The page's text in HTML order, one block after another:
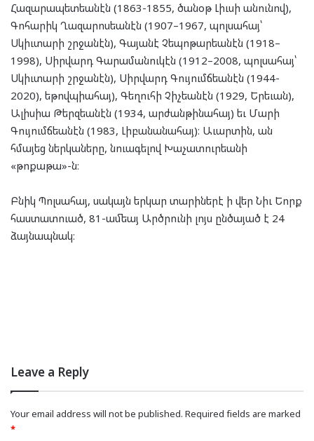
Հազարապետեանէն (1863-1855, ծանօթ Լիւսի անունով),
Գոհարիկ Ղազարոսեանէն (1907–1967, պոլսահայ՝
Սկիւտարի շրջանէն), Գայանէ Չեպոթարեանէն (1918–
1998), Սիրվարդ Գարամանուկէն (1912–2008, պոլսահայ՝
Սկիւտարի շրջանէն), Սիրվարդ Գույումճեանէն (1944-
2020), եթովպիահայ), Գեղուհի Չիչեանէն (1929, Երեւան),
Ալիսիա Թերզեանէն (1934, արժանթինահայ) եւ Մարի
Գույումճեանէն (1983, Լիբանանահայ)։ Աւարտին, ան
հմայեց ներկաները, նուագելով Խաչատուրեանի
«թոքաթա»-ն։
Բնիկ Պոլսահայ, սակայն երկար տարիներէ ի վեր Նիւ Եորք
հաստատուած, 81-ամեայ Արծրունի լոյս ընծայած է 24
ձայնապնակ։
Leave a Reply
Your email address will not be published. Required fields are marked
*